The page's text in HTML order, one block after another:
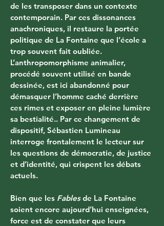
de les transposer dans un contexte
contemporain. Par ces dissonances
anachroniques, il restaure la portée
politique de La Fontaine que l’école a
trop souvent fait oubliée.
L’anthropomorphisme animalier,
procédé souvent utilisé en bande
dessinée, est ici abandonné pour
démasquer l’homme caché derrière
ces rimes et exposer en pleine lumière
sa bestialité.. Par ce changement de
dispositif, Sébastien Lumineau
interroge frontalement le lecteur sur
les questions de démocratie, de justice
et d’identité, qui crispent les débats
actuels.
Bien que les Fables de La Fontaine
soient encore aujourd’hui enseignées,
force est de constater que leurs